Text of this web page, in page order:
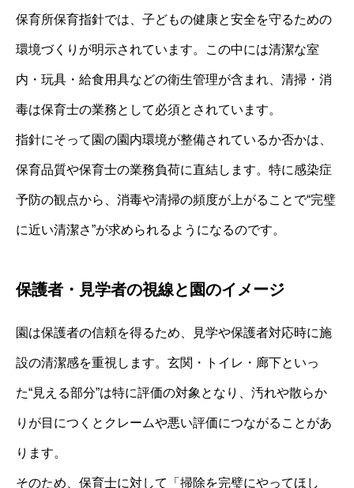
保育所保育指針では、子どもの健康と安全を守るための
環境づくりが明示されています。この中には清潔な室
内・玩具・給食用具などの衛生管理が含まれ、清掃・消
毒は保育士の業務として必須とされています。
指針にそって園の園内環境が整備されているか否かは、
保育品質や保育士の業務負荷に直結します。特に感染症
予防の観点から、消毒や清掃の頻度が上がることで“完璧
に近い清潔さ”が求められるようになるのです。
保護者・見学者の視線と園のイメージ
園は保護者の信頼を得るため、見学や保護者対応時に施
設の清潔感を重視します。玄関・トイレ・廊下といっ
た“見える部分”は特に評価の対象となり、汚れや散らか
りが目につくとクレームや悪い評価につながることがあ
ります。
そのため、保育士に対して「掃除を完璧にやってほし